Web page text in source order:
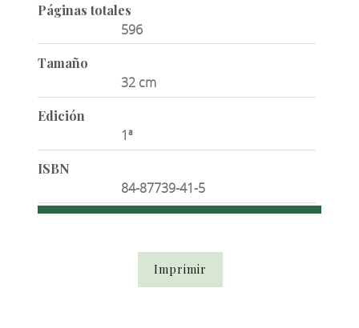
Páginas totales
596
Tamaño
32 cm
Edición
1ª
ISBN
84-87739-41-5
Imprimir